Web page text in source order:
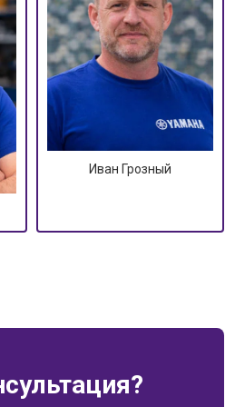
Иван Грозный